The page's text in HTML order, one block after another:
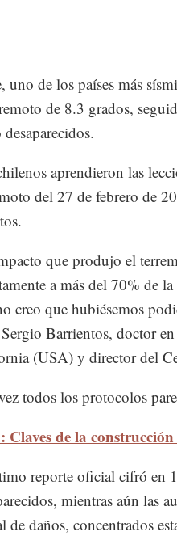
uno de los países más
de 8.3 grados,
aprendieron las
del 27 de febrero de
que produjo el
a más del 70% de
creo que hubiésemos
Barrientos, doctor
(USA) y director del
todos los protocolos
Claves de la
reporte oficial cifró en
mientras aún las
de daños, concentrados